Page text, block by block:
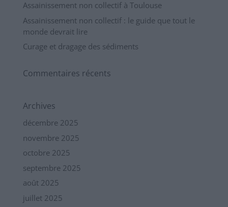
Assainissement non collectif à Toulouse
Assainissement non collectif : le guide que tout le
monde devrait lire
Curage et dragage des sédiments
Commentaires récents
Archives
décembre 2025
novembre 2025
octobre 2025
septembre 2025
août 2025
juillet 2025